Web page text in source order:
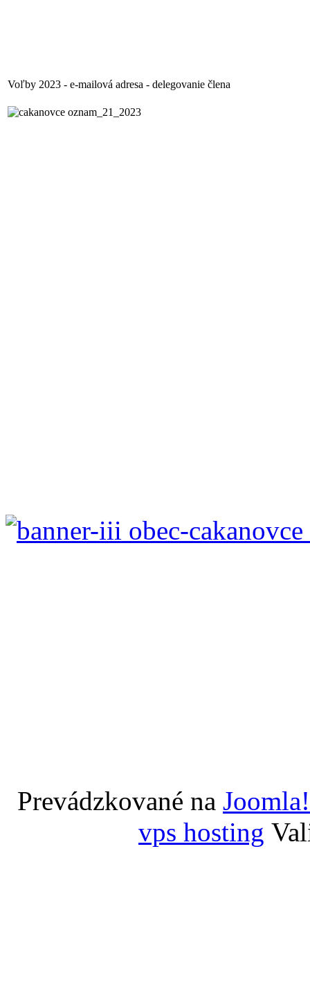
Voľby 2023 - e-mailová adresa - delegovanie člena
Prevádzkované na Joomla!
vps hosting